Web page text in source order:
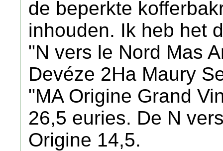
de beperkte
inhouden. Ik heb het
"N vers le Nord Mas
Devéze 2Ha Maury
"MA Origine Grand
26,5 euries. De N
Origine 14,5.